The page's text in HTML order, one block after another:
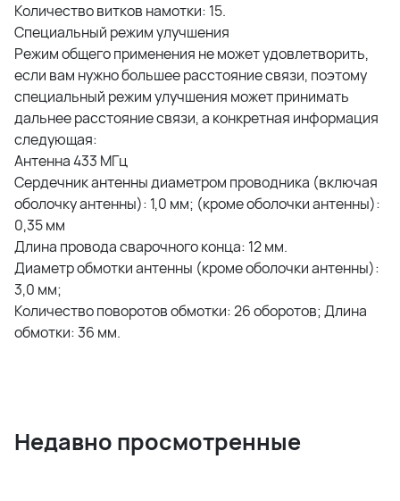
Количество витков намотки: 15.
Специальный режим улучшения
Режим общего применения не может удовлетворить,
если вам нужно большее расстояние связи, поэтому
специальный режим улучшения может принимать
дальнее расстояние связи, а конкретная информация
следующая:
Антенна 433 МГц
Сердечник антенны диаметром проводника (включая
оболочку антенны): 1,0 мм; (кроме оболочки антенны):
0,35 мм
Длина провода сварочного конца: 12 мм.
Диаметр обмотки антенны (кроме оболочки антенны):
3,0 мм;
Количество поворотов обмотки: 26 оборотов; Длина
обмотки: 36 мм.
Недавно просмотренные